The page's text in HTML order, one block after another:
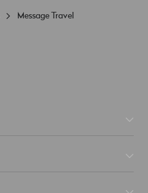
Message Travel